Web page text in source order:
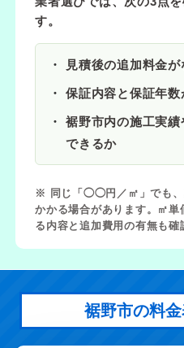
す。
見積後の追加料金
保証内容と保証年数
裾野市内の施工実
できるか
※ 同じ「◯◯円／㎡」でも、
かかる場合があります。㎡
る内容と追加費用の有無も確
裾野市の料